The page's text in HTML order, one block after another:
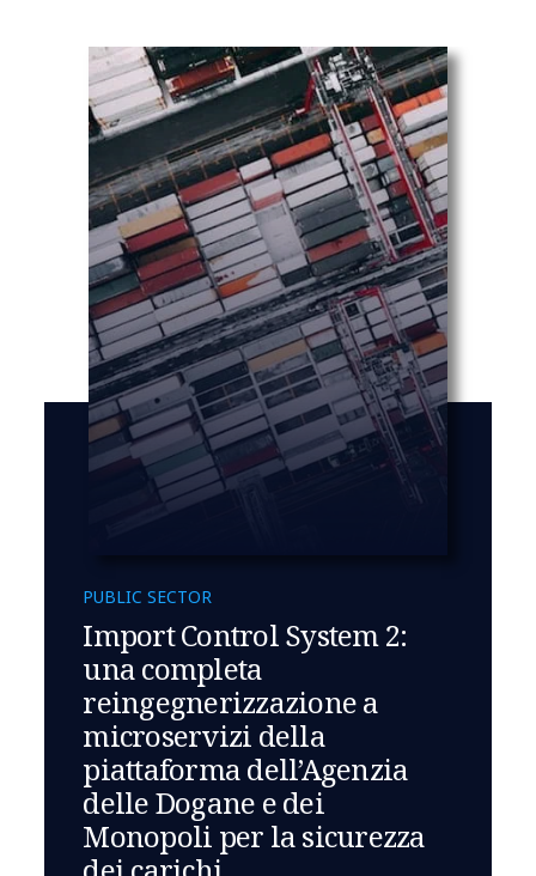
PUBLIC SECTOR
Import Control System 2:
una completa
reingegnerizzazione a
microservizi della
piattaforma dell’Agenzia
delle Dogane e dei
Monopoli per la sicurezza